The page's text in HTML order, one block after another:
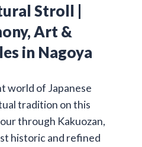
Stroll |
Art &
in Nagoya
world of Japanese
tradition on this
through Kakuozan,
historic and refined